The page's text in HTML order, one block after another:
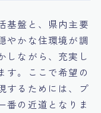
基盤と、県内主要
やかな住環境が調
しながら、充実し
す。ここで希望の
するためには、プ
番の近道となりま